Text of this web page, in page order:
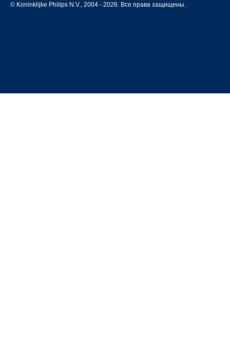
© Koninklijke Philips N.V., 2004 - 2026. Все права защищены.